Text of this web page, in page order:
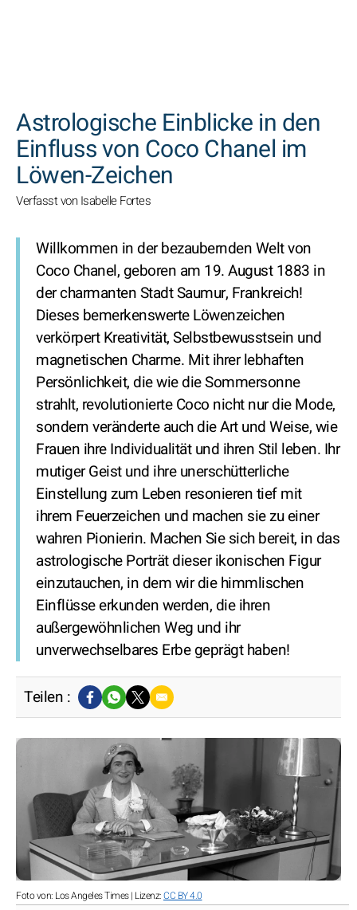
Astrologische Einblicke in den
Einfluss von Coco Chanel im
Löwen-Zeichen
Verfasst von Isabelle Fortes
Willkommen in der bezaubernden Welt von
Coco Chanel, geboren am 19. August 1883 in
der charmanten Stadt Saumur, Frankreich!
Dieses bemerkenswerte Löwenzeichen
verkörpert Kreativität, Selbstbewusstsein und
magnetischen Charme. Mit ihrer lebhaften
Persönlichkeit, die wie die Sommersonne
strahlt, revolutionierte Coco nicht nur die Mode,
sondern veränderte auch die Art und Weise, wie
Frauen ihre Individualität und ihren Stil leben. Ihr
mutiger Geist und ihre unerschütterliche
Einstellung zum Leben resonieren tief mit
ihrem Feuerzeichen und machen sie zu einer
wahren Pionierin. Machen Sie sich bereit, in das
astrologische Porträt dieser ikonischen Figur
einzutauchen, in dem wir die himmlischen
Einflüsse erkunden werden, die ihren
außergewöhnlichen Weg und ihr
unverwechselbares Erbe geprägt haben!
Teilen :
Foto von: Los Angeles Times | Lizenz:CC BY 4.0